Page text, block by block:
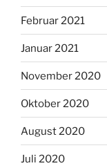
Februar 2021
Januar 2021
November 2020
Oktober 2020
August 2020
Juli 2020